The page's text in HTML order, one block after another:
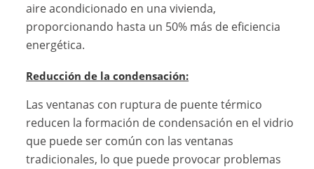
aire acondicionado en una vivienda,
proporcionando hasta un 50% más de eficiencia
energética.
Reducción de la condensación:
Las ventanas con ruptura de puente térmico
reducen la formación de condensación en el vidrio
que puede ser común con las ventanas
tradicionales, lo que puede provocar problemas